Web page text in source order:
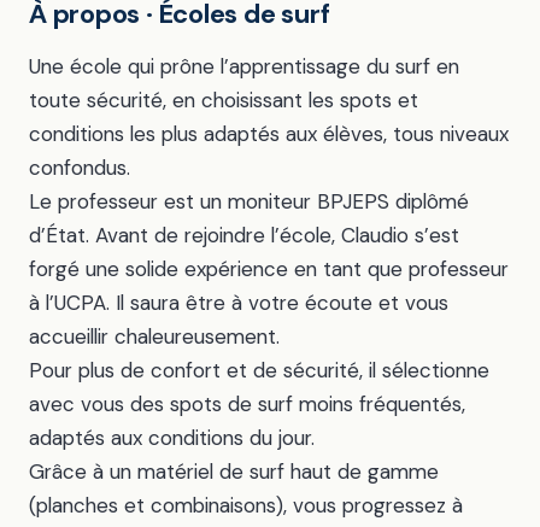
À propos · Écoles de surf
Une école qui prône l’apprentissage du surf en
toute sécurité, en choisissant les spots et
conditions les plus adaptés aux élèves, tous niveaux
confondus.
Le professeur est un moniteur BPJEPS diplômé
d’État. Avant de rejoindre l’école, Claudio s’est
forgé une solide expérience en tant que professeur
à l’UCPA. Il saura être à votre écoute et vous
accueillir chaleureusement.
Pour plus de confort et de sécurité, il sélectionne
avec vous des spots de surf moins fréquentés,
adaptés aux conditions du jour.
Grâce à un matériel de surf haut de gamme
(planches et combinaisons), vous progressez à